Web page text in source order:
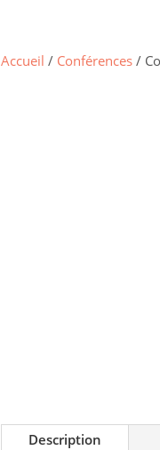
Accueil / Conférences /
Description